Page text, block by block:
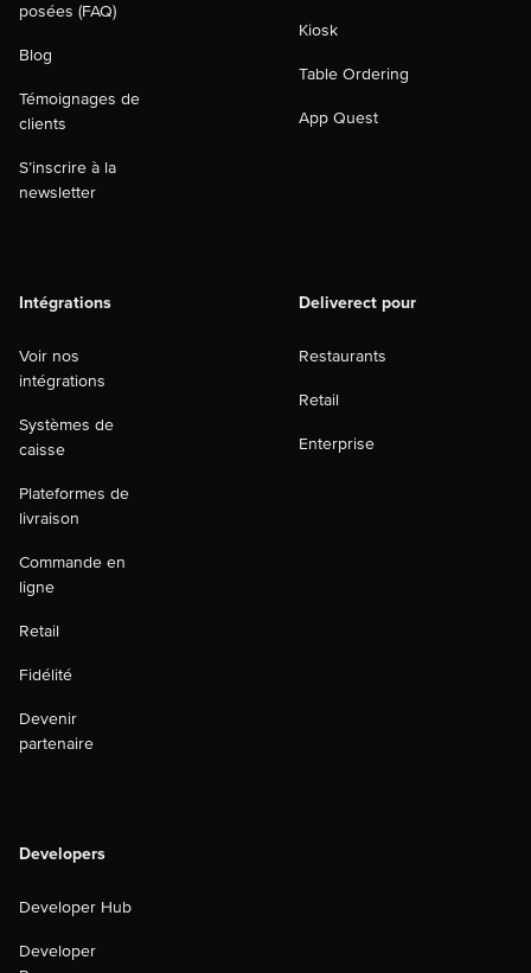
posées (FAQ)
Blog
Témoignages de
clients
S’inscrire à la
newsletter
Kiosk
Table Ordering
App Quest
Intégrations
Voir nos
intégrations
Systèmes de
caisse
Plateformes de
livraison
Commande en
ligne
Retail
Fidélité
Devenir
partenaire
Deliverect pour
Restaurants
Retail
Enterprise
Developers
Developer Hub
Developer